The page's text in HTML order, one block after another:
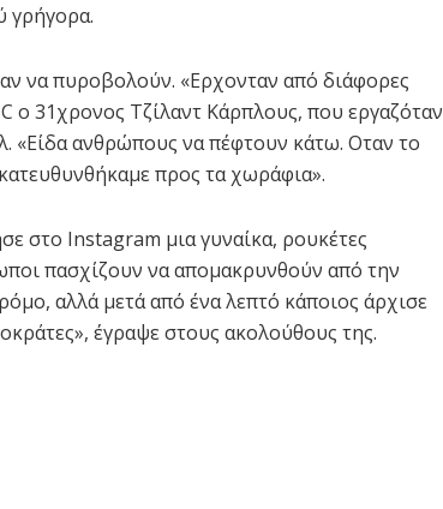
γρήγορα.
να πυροβολούν. «Ερχονταν από διάφορες
ο 31χρονος Τζίλαντ Κάρπλους, που εργαζόταν
«Είδα ανθρώπους να πέφτουν κάτω. Οταν το
προς τα χωράφια».
στο Instagram μια γυναίκα, ρουκέτες
πασχίζουν να απομακρυνθούν από την
αλλά μετά από ένα λεπτό κάποιος άρχισε
έγραψε στους ακολούθους της.